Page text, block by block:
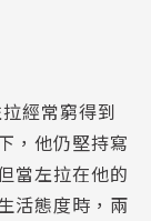
經常窮得到
，他仍堅持寫
當左拉在他的
活態度時，兩